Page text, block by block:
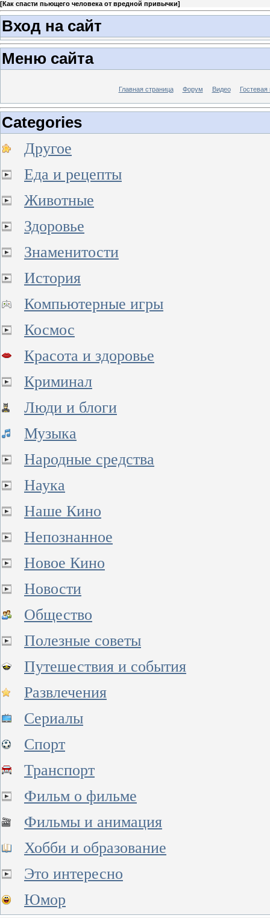
[Как спасти пьющего человека от вредной привычки]
Вход на сайт
Меню сайта
Главная страница Форум Видео Гостевая
Categories
Другое
Еда и рецепты
Животные
Здоровье
Знаменитости
История
Компьютерные игры
Космос
Красота и здоровье
Криминал
Люди и блоги
Музыка
Народные средства
Наука
Наше Кино
Непознанное
Новое Кино
Новости
Общество
Полезные советы
Путешествия и события
Развлечения
Сериалы
Спорт
Транспорт
Фильм о фильме
Фильмы и анимация
Хобби и образование
Это интересно
Юмор